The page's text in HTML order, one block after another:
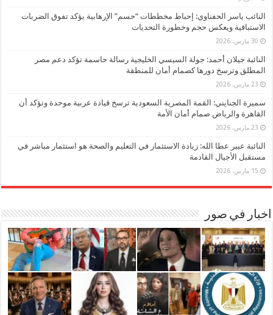
النائب ياسر الحفناوي: إحباط مخططات “حسم” الإرهابية يؤكد تفوق الضربات
الاستباقية ويعكس حجم وخطورة التحديات
30 مارس، 2026
النائبة جيلان أحمد: جولة السيسي الخليجية رسالة حاسمة تؤكد دعم مصر
المطلق وترسخ دورها كصمام أمان للمنطقة
23 مارس، 2026
سميرة الجنايني: القمة المصرية السعودية ترسخ قيادة عربية موحدة وتؤكد أن
القاهرة والرياض صمام أمان الأمة
23 مارس، 2026
النائبة عبير عطا الله: زيادة الاستثمار في التعليم والصحة هو استثمار مباشر في
مستقبل الأجيال القادمة
15 مارس، 2026
اخبار في صور